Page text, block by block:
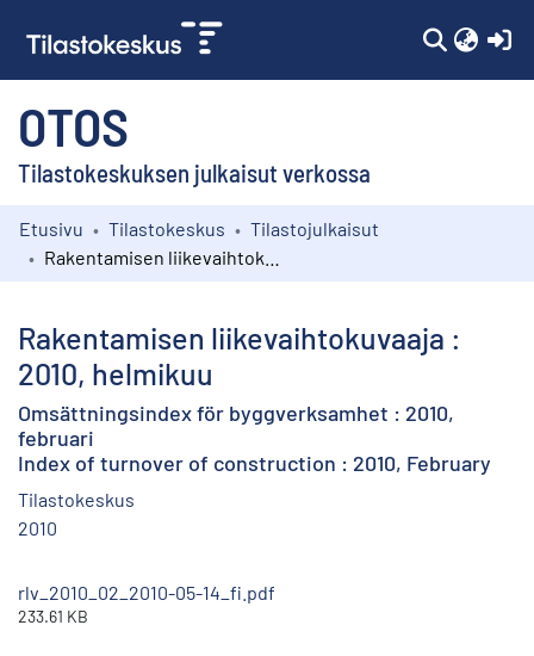
OTOS
Tilastokeskuksen julkaisut verkossa
Kokoelmat
Etusivu Tilastokeskus
Tilastojulkaisut
Rakentamisen liikevaihtokuvaaja :
2010, helmikuu
Omsättningsindex för byggverksamhet : 2010,
februari
Index of turnover of construction : 2010, February
Tilastokeskus
2010
rlv_2010_02_2010-05-14_fi.pdf
233.61 KB